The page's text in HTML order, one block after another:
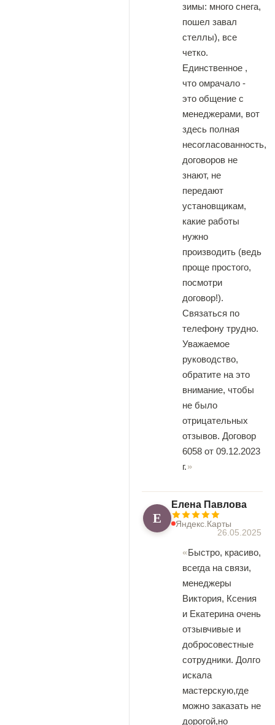
зимы: много снега,
пошел завал
стеллы), все
четко.
Единственное ,
что омрачало -
это общение с
менеджерами, вот
здесь полная
несогласованность,
договоров не
знают, не
передают
установщикам,
какие работы
нужно
производить (ведь
проще простого,
посмотри
договор!).
Связаться по
телефону трудно.
Уважаемое
руководство,
обратите на это
внимание, чтобы
не было
отрицательных
отзывов. Договор
6058 от 09.12.2023
г.
Е
Елена Павлова
Яндекс.Карты
26.05.2025
Быстро, красиво,
всегда на связи,
менеджеры
Виктория, Ксения
и Екатерина очень
отзывчивые и
добросовестные
сотрудники. Долго
искала
мастерскую,где
можно заказать не
дорогой,но